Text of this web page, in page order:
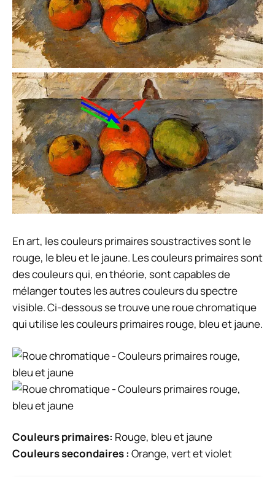
En art, les couleurs primaires soustractives sont le
rouge, le bleu et le jaune. Les couleurs primaires sont
des couleurs qui, en théorie, sont capables de
mélanger toutes les autres couleurs du spectre
visible. Ci-dessous se trouve une roue chromatique
qui utilise les couleurs primaires rouge, bleu et jaune.
Couleurs primaires: Rouge, bleu et jaune
Couleurs secondaires : Orange, vert et violet